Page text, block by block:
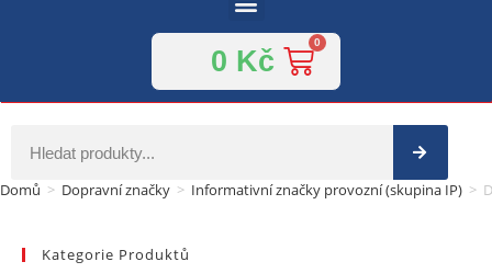
0 Kč
Domů > Dopravní značky > Informativní značky provozní (skupina IP) >
Kategorie Produktů